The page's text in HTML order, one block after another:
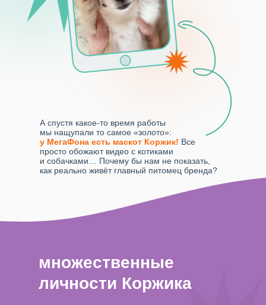
А спустя какое-то время работы
мы нащупали то самое «золото»:
у МегаФона есть маскот Коржик! Все
просто обожают видео с котиками
и собачками… Почему бы нам не показать,
как реально живёт главный питомец бренда?
множественные
личности Коржика